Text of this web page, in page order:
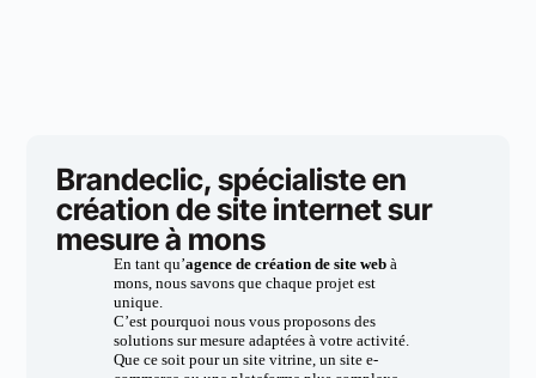
Brandeclic, spécialiste en
création de site internet sur
mesure à mons
En tant qu’agence de création de site webà
mons, nous savons que chaque projet est
unique.
C’est pourquoi nous vous proposons des
solutions sur mesure adaptées à votre activité.
Que ce soit pour un site vitrine, un site e-